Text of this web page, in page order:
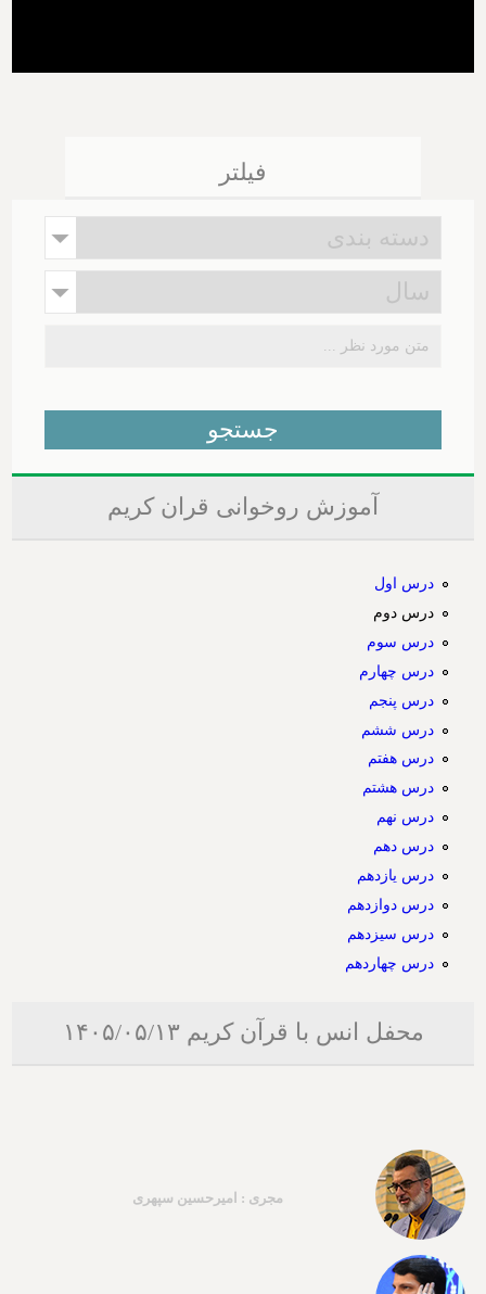
فیلتر
آموزش روخوانی قران کریم
درس اول
درس دوم
درس سوم
درس چهارم
درس پنجم
درس ششم
درس هفتم
درس هشتم
درس نهم
درس دهم
درس یازدهم
درس دوازدهم
درس سیزدهم
درس چهاردهم
محفل انس با قرآن کریم ۱۴۰۵/۰۵/۱۳
مجری : امیرحسین سپهری